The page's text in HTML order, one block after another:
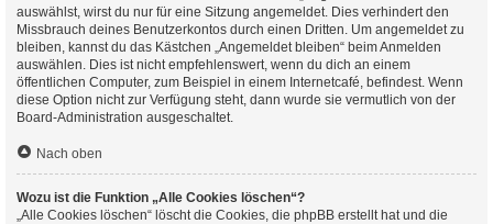
auswählst, wirst du nur für eine Sitzung angemeldet. Dies verhindert den
Missbrauch deines Benutzerkontos durch einen Dritten. Um angemeldet zu
bleiben, kannst du das Kästchen „Angemeldet bleiben“ beim Anmelden
auswählen. Dies ist nicht empfehlenswert, wenn du dich an einem
öffentlichen Computer, zum Beispiel in einem Internetcafé, befindest. Wenn
diese Option nicht zur Verfügung steht, dann wurde sie vermutlich von der
Board-Administration ausgeschaltet.
Nach oben
Wozu ist die Funktion „Alle Cookies löschen“?
„Alle Cookies löschen“ löscht die Cookies, die phpBB erstellt hat und die